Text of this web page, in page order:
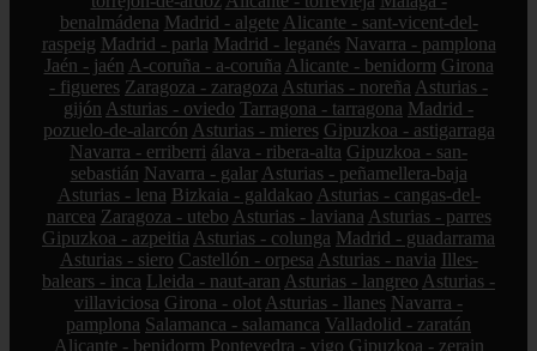
benalmádena Madrid - algete Alicante - sant-vicent-del-
raspeig Madrid - parla Madrid - leganés Navarra - pamplona
Jaén - jaén A-coruña - a-coruña Alicante - benidorm Girona
- figueres Zaragoza - zaragoza Asturias - noreña Asturias -
gijón Asturias - oviedo Tarragona - tarragona Madrid -
pozuelo-de-alarcón Asturias - mieres Gipuzkoa - astigarraga
Navarra - erriberri álava - ribera-alta Gipuzkoa - san-
sebastián Navarra - galar Asturias - peñamellera-baja
Asturias - lena Bizkaia - galdakao Asturias - cangas-del-
narcea Zaragoza - utebo Asturias - laviana Asturias - parres
Gipuzkoa - azpeitia Asturias - colunga Madrid - guadarrama
Asturias - siero Castellón - orpesa Asturias - navia Illes-
balears - inca Lleida - naut-aran Asturias - langreo Asturias -
villaviciosa Girona - olot Asturias - llanes Navarra -
pamplona Salamanca - salamanca Valladolid - zaratán
Alicante - benidorm Pontevedra - vigo Gipuzkoa - zerain